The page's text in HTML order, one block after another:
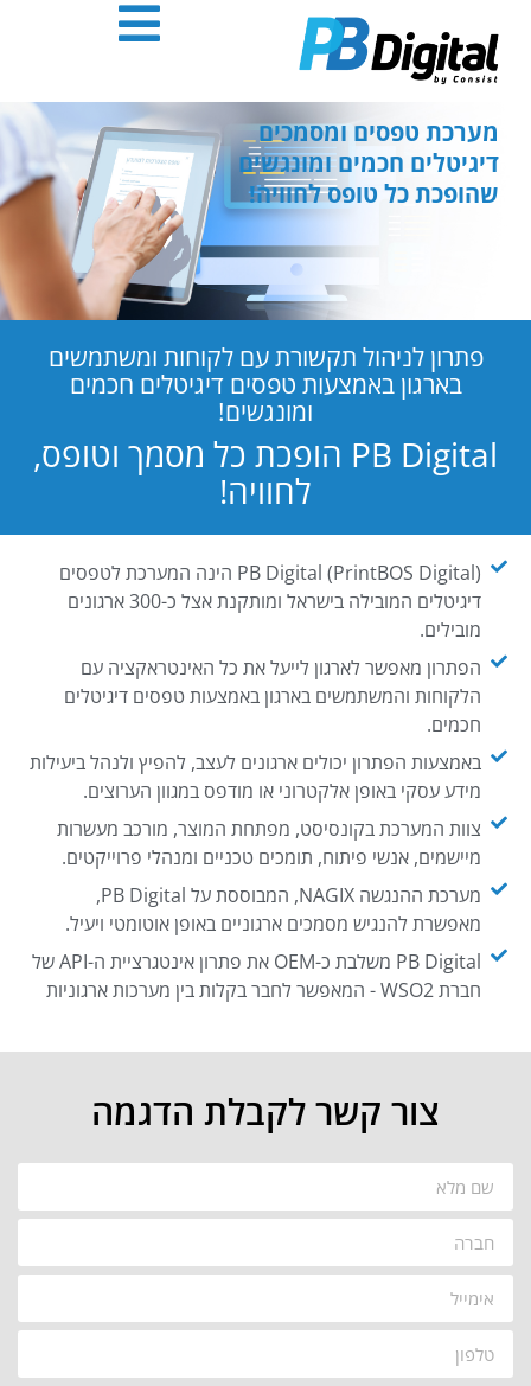
אנטר
מערכת טפסים ומסמכים
דיגיטלים חכמים ומונגשים
שהופכת כל טופס לחוויה!
פתרון לניהול תקשורת עם לקוחות ומשתמשים
בארגון באמצעות טפסים דיגיטלים חכמים
ומונגשים!
PB Digital הופכת כל מסמך וטופס,
לחוויה!
PB Digital (PrintBOS Digital) הינה המערכת לטפסים
דיגיטלים המובילה בישראל ומותקנת אצל כ-300 ארגונים
מובילים.
הפתרון מאפשר לארגון לייעל את כל האינטראקציה עם
הלקוחות והמשתמשים בארגון באמצעות טפסים דיגיטלים
חכמים.
באמצעות הפתרון יכולים ארגונים לעצב, להפיץ ולנהל ביעילות
מידע עסקי באופן אלקטרוני או מודפס במגוון הערוצים.
צוות המערכת בקונסיסט, מפתחת המוצר, מורכב מעשרות
מיישמים, אנשי פיתוח, תומכים טכניים ומנהלי פרוייקטים.
מערכת ההנגשה NAGIX, המבוססת על PB Digital,
מאפשרת להנגיש מסמכים ארגוניים באופן אוטומטי ויעיל.
PB Digital משלבת כ-OEM את פתרון אינטגרציית ה-API של
חברת WSO2 - המאפשר לחבר בקלות בין מערכות ארגוניות
צור קשר לקבלת הדגמה